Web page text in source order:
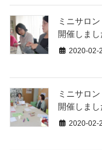
ミニサロ
開催しまし
2020-02-
ミニサロ
開催しまし
2020-02-